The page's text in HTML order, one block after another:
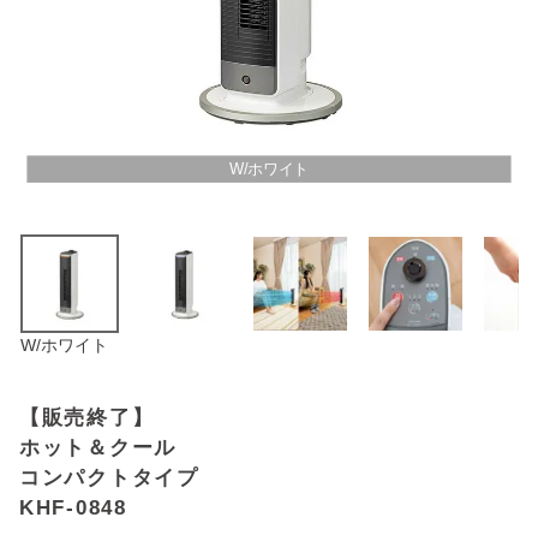
アウトレットSALE
お問い合わせ
W/ホワイト
W/ホワイト
【販売終了】
ホット＆クール
コンパクトタイプ
KHF-0848